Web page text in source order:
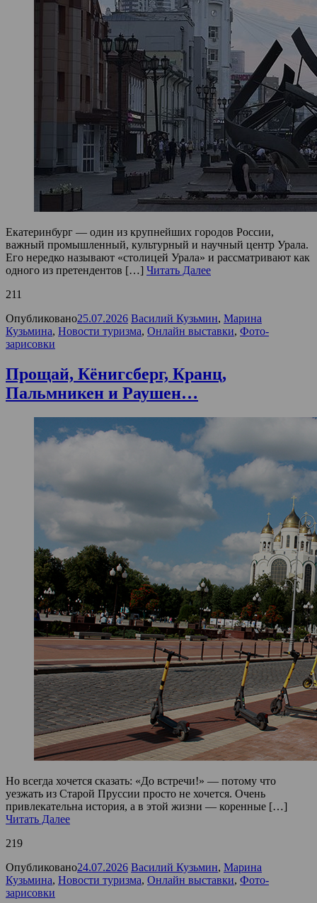
Екатеринбург — один из крупнейших городов России,
важный промышленный, культурный и научный центр Урала.
Его нередко называют «столицей Урала» и рассматривают как
одного из претендентов […] Читать Далее
211
Опубликовано25.07.2026 Василий Кузьмин, Марина
Кузьмина, Новости туризма, Онлайн выставки, Фото-
зарисовки
Прощай, Кёнигсберг, Кранц,
Пальмникен и Раушен…
Но всегда хочется сказать: «До встречи!» — потому что
уезжать из Старой Пруссии просто не хочется. Очень
привлекательна история, а в этой жизни — коренные […]
Читать Далее
219
Опубликовано24.07.2026 Василий Кузьмин, Марина
Кузьмина, Новости туризма, Онлайн выставки, Фото-
зарисовки